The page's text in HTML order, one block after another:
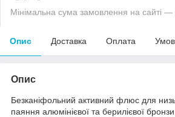
Мінімальна сума замовлення на сайті
Опис Доставка Оплата
Опис
Безканіфольний активний флюс для
паяння алюмінієвої та берилієвої